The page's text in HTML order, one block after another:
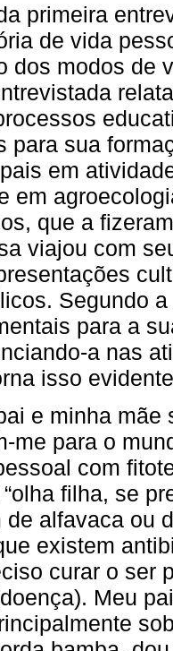
primeira
de vida
dos modos de
para sua
em
em
que a
viajou com
Segundo
para a
a nas
isso
e minha mãe
me para o
com
filha, se
de alfavaca ou
existem
curar o ser
Meu